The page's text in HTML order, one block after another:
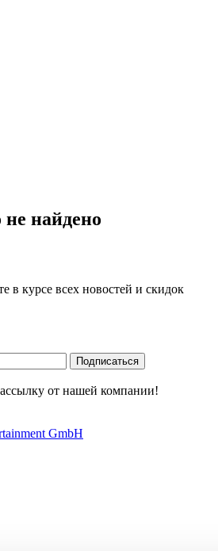
найдено
в курсе всех новостей и скидок
Подписаться
от нашей компании!